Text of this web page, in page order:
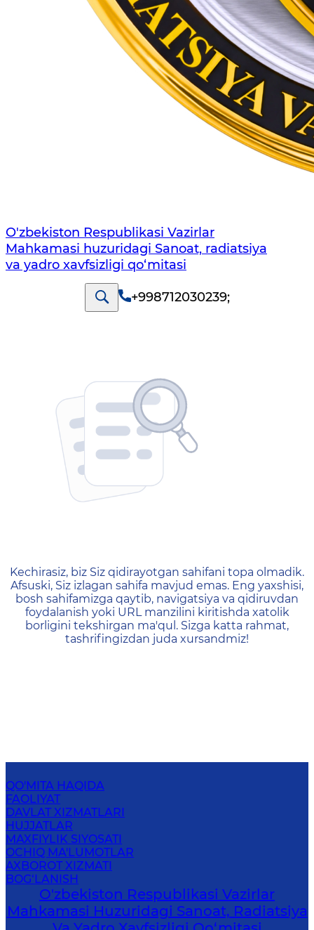
O'zbekiston Respublikasi Vazirlar
Mahkamasi huzuridagi Sanoat, radiatsiya
va yadro xavfsizligi qo‘mitasi
+998712030239;
404 — Страница не
Kechirasiz, biz Siz qidirayotgan sahifani topa olmadik.
Afsuski, Siz izlagan sahifa mavjud emas. Eng yaxshisi,
bosh sahifamizga qaytib, navigatsiya va qidiruvdan
foydalanish yoki URL manzilini kiritishda xatolik
borligini tekshirgan ma'qul. Sizga katta rahmat,
tashrifingizdan juda xursandmiz!
QO'MITA HAQIDA
FAOLIYAT
DAVLAT XIZMATLARI
HUJJATLAR
MAXFIYLIK SIYOSATI
OCHIQ MA'LUMOTLAR
AXBOROT XIZMATI
BOG‘LANISH
O'zbekiston Respublikasi Vazirlar
Mahkamasi Huzuridagi Sanoat, Radiatsiya